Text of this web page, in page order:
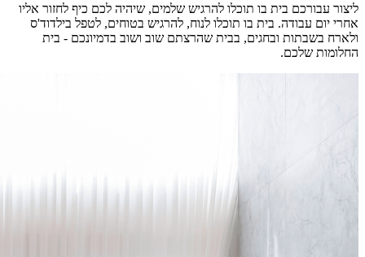
ליצור עבורכם בית בו תוכלו להרגיש שלמים, שיהיה לכם כיף לחזור אליו
אחרי יום עבודה. בית בו תוכלו לנוח, להרגיש בטוחים, לטפל בילדוד'ס
ולארח בשבתות ובחגים, בבית שהרצתם שוב ושוב בדמיונכם - בית
החלומות שלכם.